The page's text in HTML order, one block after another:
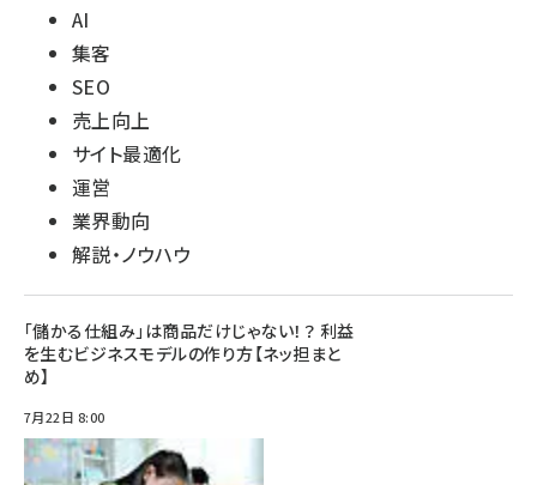
AI
集客
SEO
売上向上
サイト最適化
運営
業界動向
解説・ノウハウ
「儲かる仕組み」は商品だけじゃない！？ 利益
を生むビジネスモデルの作り方【ネッ担まと
め】
7月22日 8:00